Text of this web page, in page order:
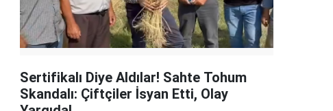
Sertifikalı Diye Aldılar! Sahte Tohum
Skandalı: Çiftçiler İsyan Etti, Olay